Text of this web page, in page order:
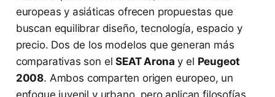
europeas y asiáticas ofrecen propuestas que
buscan equilibrar diseño, tecnología, espacio y
precio. Dos de los modelos que generan más
comparativas son elSEAT Arona y el Peugeot
2008. Ambos comparten origen europeo, un